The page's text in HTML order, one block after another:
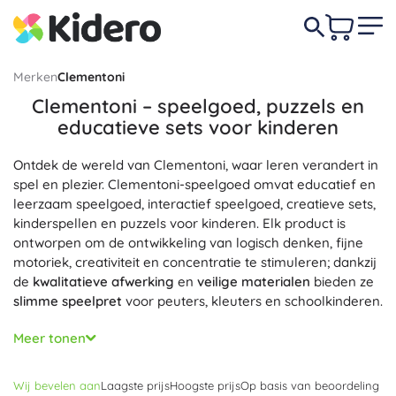
MerkenClementoni
Clementoni – speelgoed, puzzels en
educatieve sets voor kinderen
Ontdek de wereld van Clementoni, waar leren verandert in
spel en plezier. Clementoni-speelgoed omvat educatief en
leerzaam speelgoed, interactief speelgoed, creatieve sets,
kinderspellen en puzzels voor kinderen. Elk product is
ontworpen om de ontwikkeling van logisch denken, fijne
motoriek, creativiteit en concentratie te stimuleren; dankzij
de kwalitatieve afwerking en veilige materialen bieden ze
slimme speelpret voor peuters, kleuters en schoolkinderen.
Clementoni-puzzels verrassen met rijke kleuren en een
precieze stans; stevige stukjes sluiten perfect aan,
tot familiepuzzels. Baby Clementoni-speelgoed prikkelt de
Meer tonen
Wij bevelen aanLaagste prijsHoogste prijsOp basis van beoordeling